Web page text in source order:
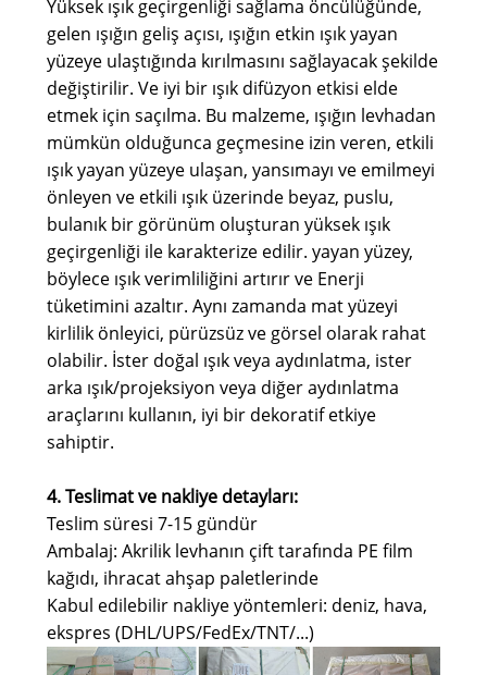
Yüksek ışık geçirgenliği sağlama öncülüğünde,
gelen ışığın geliş açısı, ışığın etkin ışık yayan
yüzeye ulaştığında kırılmasını sağlayacak şekilde
değiştirilir. Ve iyi bir ışık difüzyon etkisi elde
etmek için saçılma. Bu malzeme, ışığın levhadan
mümkün olduğunca geçmesine izin veren, etkili
ışık yayan yüzeye ulaşan, yansımayı ve emilmeyi
önleyen ve etkili ışık üzerinde beyaz, puslu,
bulanık bir görünüm oluşturan yüksek ışık
geçirgenliği ile karakterize edilir. yayan yüzey,
böylece ışık verimliliğini artırır ve Enerji
tüketimini azaltır. Aynı zamanda mat yüzeyi
kirlilik önleyici, pürüzsüz ve görsel olarak rahat
olabilir. İster doğal ışık veya aydınlatma, ister
arka ışık/projeksiyon veya diğer aydınlatma
araçlarını kullanın, iyi bir dekoratif etkiye
sahiptir.
4. Teslimat ve nakliye detayları:
Teslim süresi 7-15 gündür
Ambalaj: Akrilik levhanın çift tarafında PE film
kağıdı, ihracat ahşap paletlerinde
Kabul edilebilir nakliye yöntemleri: deniz, hava,
ekspres (DHL/UPS/FedEx/TNT/...)